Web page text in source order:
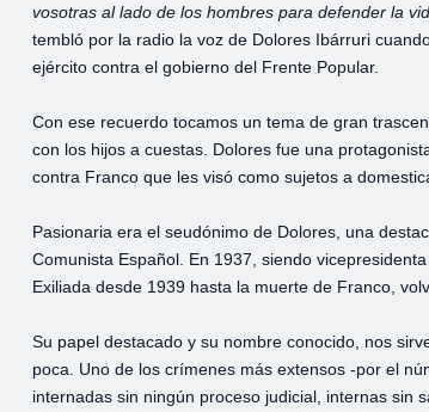
vosotras al lado de los hombres para defender la
tembló por la radio la voz de Dolores Ibárruri
ejército contra el gobierno del Frente Popular.
Con ese recuerdo tocamos un tema de gran
con los hijos a cuestas. Dolores fue una
contra Franco que les visó como sujetos a
Pasionaria era el seudónimo de Dolores, una
Comunista Español. En 1937, siendo
Exiliada desde 1939 hasta la muerte de Franco,
Su papel destacado y su nombre conocido, nos
poca. Uno de los crímenes más extensos -por el
internadas sin ningún proceso judicial, internas sin